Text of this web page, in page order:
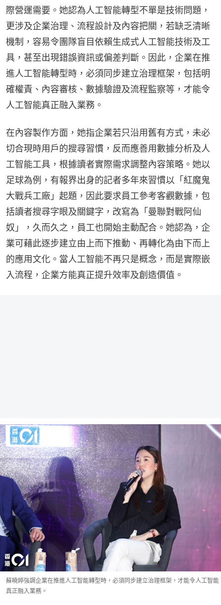
際營運需要。她認為人工智能轉型不單是技術問題，
更涉及企業治理、流程設計及內容把關，若缺乏清晰
機制，容易令團隊盲目依賴生成式人工智能技術及工
具，甚至出現錯誤資訊或偏差判斷。因此，企業在推
進人工智能轉型時，必須同步建立治理框架，包括明
確權責、內容審核、數據驗證及流程監察等，才能令
人工智能真正融入業務。
在內容製作方面，她指企業若只沿用舊有方式，未必
切合現時用戶的搜尋習慣，反而應善用數據分析及人
工智能工具，根據讀者實際需求調整內容策略。她以
足球為例，有報界出身的記者多年來習慣以「紅魔鬼
大戰兵工廠」起題，因此要求員工參考客觀數據，包
括讀者搜尋字眼及關鍵字，改寫為「曼聯對戰阿仙
奴」，久而久之，員工也開始主動配合。她認為，企
業可藉此逐步建立由上而下推動、再轉化為由下而上
的應用文化。當人工智能不再只是概念，而是實際嵌
入流程，企業方能真正提升效率及創造價值。
蘇曉婷強調企業在推進人工智能轉型時，必須同步建立治理框架，才能令人工智能
真正融入業務。